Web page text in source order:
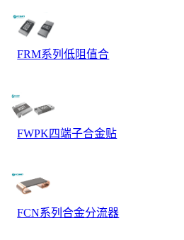
FRM系列低阻值合
FWPK四端子合金贴
FCN系列合金分流器